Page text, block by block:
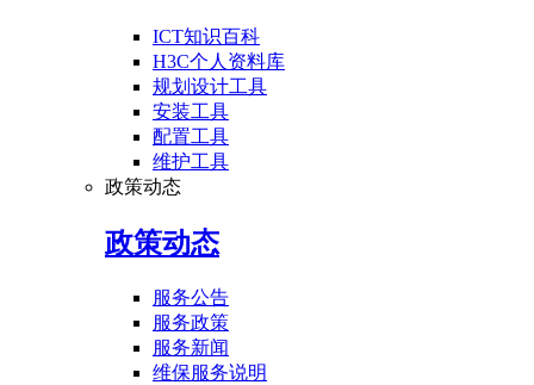
ICT知识百科
H3C个人资料库
规划设计工具
安装工具
配置工具
维护工具
政策动态
政策动态
服务公告
服务政策
服务新闻
维保服务说明